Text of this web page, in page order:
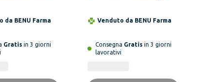
cardiaca e
da BENU Farma
Gratis in 3 giorni
sangue, con auricolari
Venduto da BENU Farma
Consegna Gratisin 3 giorni
lavorativi